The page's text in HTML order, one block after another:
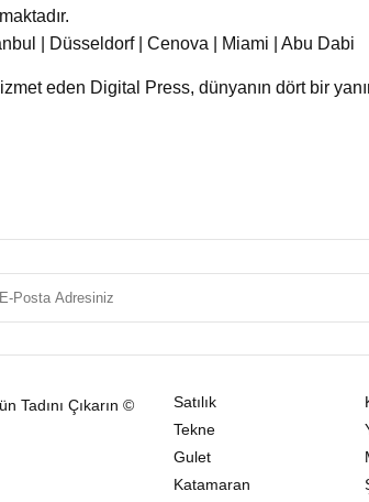
| Düsseldorf | Cenova | Miami | Abu Dabi
eden Digital Press, dünyanın dört bir
Tadını Çıkarın ©
Satılık
Tekne
Gulet
Katamaran